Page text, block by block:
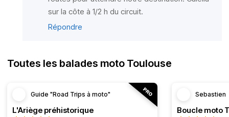
sur la côte à 1/2 h du circuit.
Répondre
Toutes les balades moto Toulouse
Guide "Road Trips à moto"
L'Ariège préhistorique
Sebastien